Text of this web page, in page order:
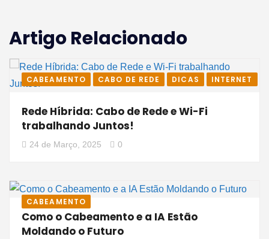
Artigo Relacionado
CABEAMENTO CABO DE REDE DICAS INTERNET
Rede Híbrida: Cabo de Rede e Wi-Fi
trabalhando Juntos!
24 de Março, 2025 0
CABEAMENTO
Como o Cabeamento e a IA Estão
Moldando o Futuro